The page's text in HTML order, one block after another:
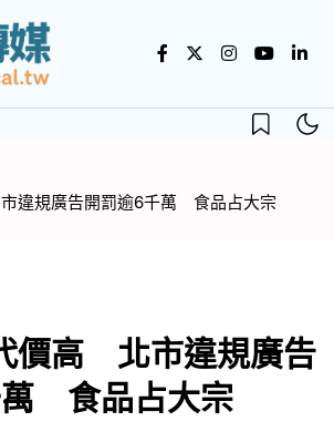
違規廣告開罰逾6千萬 食品占大宗
價高 北市違規廣告
萬 食品占大宗